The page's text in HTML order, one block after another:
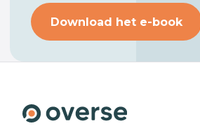
Download het e-book